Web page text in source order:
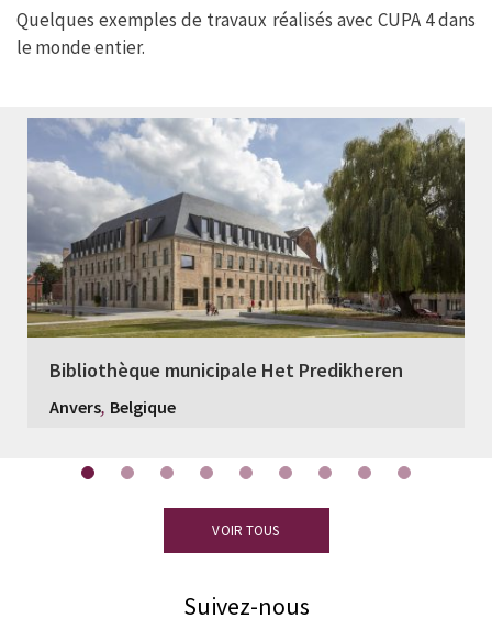
Quelques exemples de travaux réalisés avec CUPA 4 dans
le monde entier.
Bibliothèque municipale Het Predikheren
Anvers, Belgique
VOIR TOUS
Suivez-nous